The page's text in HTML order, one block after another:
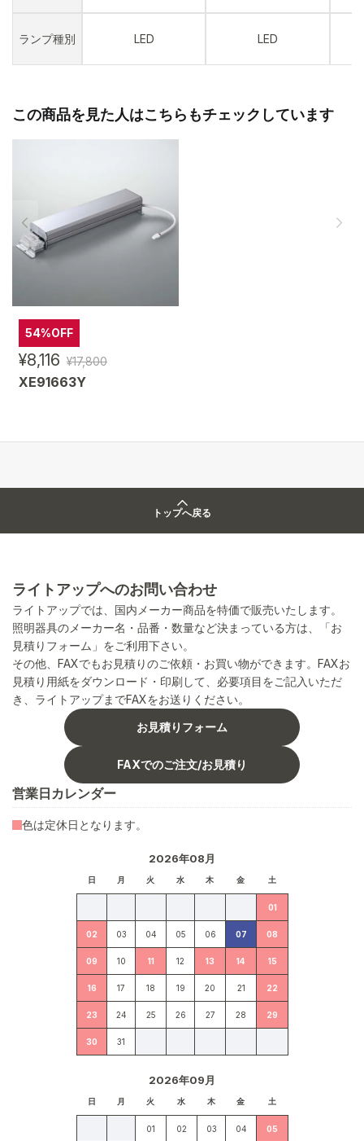
ランプ種別 LED LED
この商品を見た人はこちらもチェックしています
54%OFF
¥8,116 ¥17,800
XE91663Y
トップへ戻る
ライトアップへのお問い合わせ
ライトアップでは、国内メーカー商品を特価で販売いたします。
照明器具のメーカー名・品番・数量など決まっている方は、「お
見積りフォーム」をご利用下さい。
その他、FAXでもお見積りのご依頼・お買い物ができます。FAXお
見積り用紙をダウンロード・印刷して、必要項目をご記入いただ
き、ライトアップまでFAXをお送りください。
お見積りフォーム
FAXでのご注文/お見積り
営業日カレンダー
2026年08月
日 月 火 水 木 金 土
01
02 03 04 05 06 07 08
09 10 11 12 13 14 15
16 17 18 19 20 21 22
23 24 25 26 27 28 29
30 31
2026年09月
日 月 火 水 木 金 土
01 02 03 04 05
色は定休日となります。